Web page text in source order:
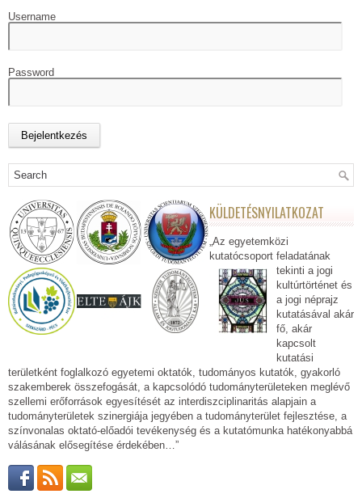
Username
Password
KÜLDETÉSNYILATKOZAT
„Az egyetemközi
kutatócsoport feladatának
tekinti a jogi
kultúrtörténet és
a jogi néprajz
kutatásával akár
fő, akár
kapcsolt
kutatási
területként foglalkozó egyetemi oktatók, tudományos kutatók, gyakorló
szakemberek összefogását, a kapcsolódó tudományterületeken meglévő
szellemi erőforrások egyesítését az interdiszciplinaritás alapjain a
tudományterületek szinergiája jegyében a tudományterület fejlesztése, a
színvonalas oktató-előadói tevékenység és a kutatómunka hatékonyabbá
válásának elősegítése érdekében…”